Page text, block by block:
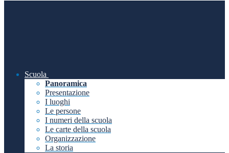
Scuola
Panoramica
Presentazione
I luoghi
Le persone
I numeri della scuola
Le carte della scuola
Organizzazione
La storia